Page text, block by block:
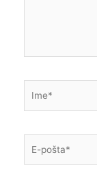
pošta*